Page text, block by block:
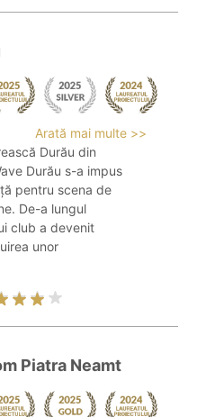
Arată mai multe >>
Durău din
Durău s-a impus
pentru scena de
De-a lungul
club a devenit
unor
Piatra Neamt